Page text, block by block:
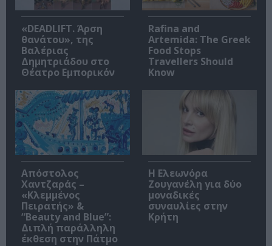
«DEADLIFT. Άρση
θανάτου», της
Βαλέριας
Δημητριάδου στο
Θέατρο Εμπορικόν
Rafina and
Artemida: The Greek
Food Stops
Travellers Should
Know
Απόστολος
Χαντζαράς –
«Κλεμμένος
Πειρατής» &
“Beauty and Blue”:
Διπλή παράλληλη
έκθεση στην Πάτμο
Η Ελεωνόρα
Ζουγανέλη για δύο
μοναδικές
συναυλίες στην
Κρήτη